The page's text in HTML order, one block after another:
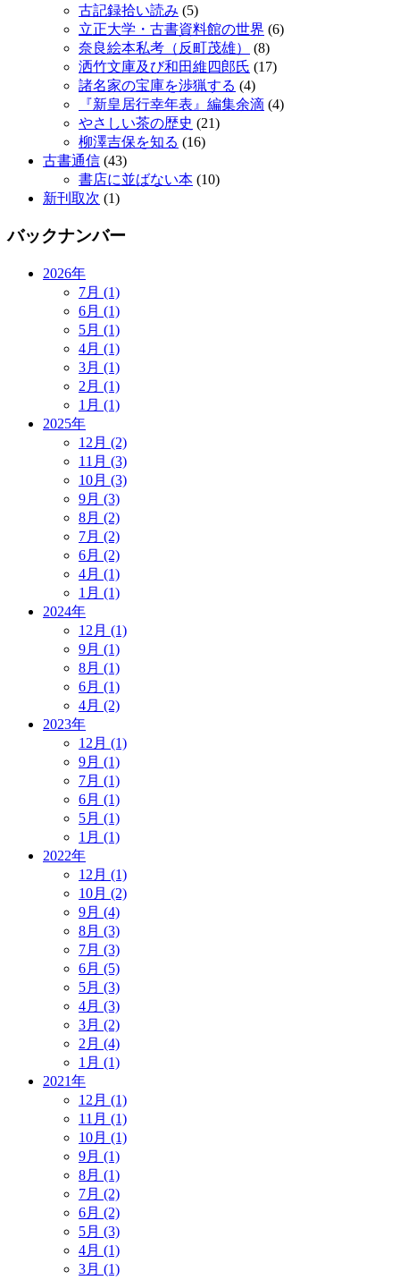
古記録拾い読み (5)
立正大学・古書資料館の世界 (6)
奈良絵本私考（反町茂雄）
(8)
洒竹文庫及び和田維四郎氏 (17)
諸名家の宝庫を渉猟する (4)
『新皇居行幸年表』編集余滴 (4)
やさしい茶の歴史 (21)
柳澤吉保を知る (16)
古書通信 (43)
書店に並ばない本 (10)
新刊取次 (1)
バックナンバー
2026年
7月 (1)
6月 (1)
5月 (1)
4月 (1)
3月 (1)
2月 (1)
1月 (1)
2025年
12月 (2)
11月 (3)
10月 (3)
9月 (3)
8月 (2)
7月 (2)
6月 (2)
4月 (1)
1月 (1)
2024年
12月 (1)
9月 (1)
8月 (1)
6月 (1)
4月 (2)
2023年
12月 (1)
9月 (1)
7月 (1)
6月 (1)
5月 (1)
1月 (1)
2022年
12月 (1)
10月 (2)
9月 (4)
8月 (3)
7月 (3)
6月 (5)
5月 (3)
4月 (3)
3月 (2)
2月 (4)
1月 (1)
2021年
12月 (1)
11月 (1)
10月 (1)
9月 (1)
8月 (1)
7月 (2)
6月 (2)
5月 (3)
4月 (1)
3月 (1)